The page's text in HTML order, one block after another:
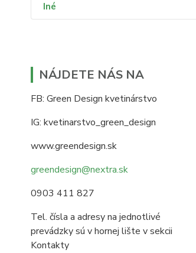
Iné
NÁJDETE NÁS NA
FB: Green Design kvetinárstvo
IG: kvetinarstvo_green_design
www.greendesign.sk
greendesign@nextra.sk
0903 411 827
Tel. čísla a adresy na jednotlivé
prevádzky sú v hornej lište v sekcii
Kontakty